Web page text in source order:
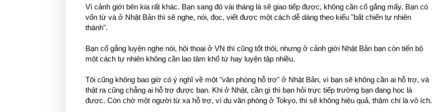
Vì cảnh giới bên kia rất khác. Bạn sang đó vài tháng là sẽ giao tiếp được, không cần cố gắng mấy. Bạn có
vốn từ và ở Nhật Bản thì sẽ nghe, nói, đọc, viết được một cách dễ dàng theo kiểu "bất chiến tự nhiên
thành".
Bạn cố gắng luyện nghe nói, hội thoại ở VN thì cũng tốt thôi, nhưng ở cảnh giới Nhật Bản bạn còn tiến bộ
một cách tự nhiên không cần lao tâm khổ tứ hay luyện tập nhiều.
Tôi cũng không bao giờ có ý nghĩ về một "văn phòng hỗ trợ" ở Nhật Bản, vì bạn sẽ không cần ai hỗ trợ, và
thật ra cũng chẳng ai hỗ trợ được bạn. Khi ở Nhật, cần gì thì bạn hỏi trực tiếp trường bạn đang học là
được. Còn chờ một người từ xa hỗ trợ, ví dụ văn phòng ở Tokyo, thì sẽ không hiệu quả, thậm chí là vô ích.